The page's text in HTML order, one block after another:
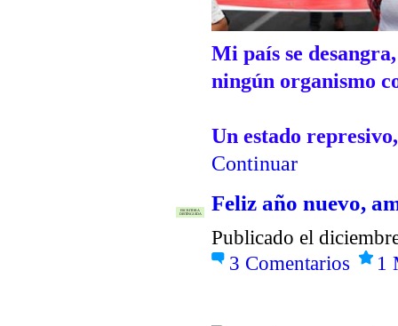
Mi país se desangra,
ningún organismo
Un estado
Continuar
ESCRITORA
DISTINGUIDA
Feliz año nuevo,
Publicado el
3 Comentarios 1